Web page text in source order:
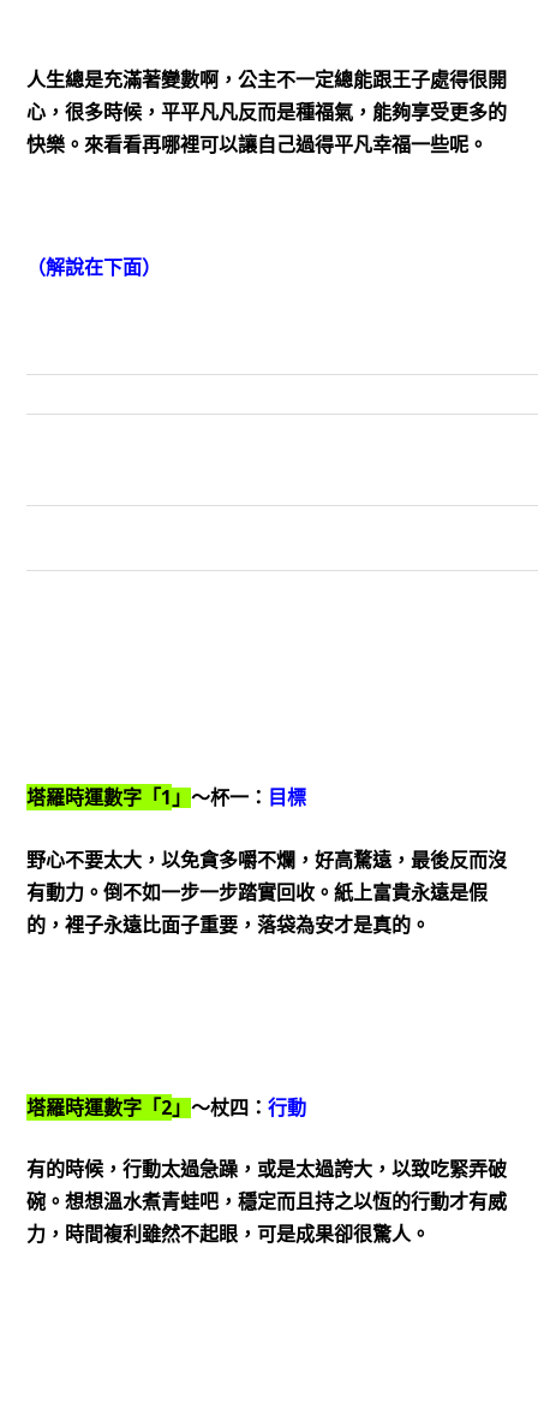
人生總是充滿著變數啊，公主不一定總能跟王子處得很開
心，很多時候，平平凡凡反而是種福氣，能夠享受更多的
快樂。來看看再哪裡可以讓自己過得平凡幸福一些呢。
（解說在下面）
塔羅時運數字「1 」 ～杯一： 目標
野心不要太大，以免貪多嚼不爛，好高騖遠，最後反而沒
有動力。倒不如一步一步踏實回收。紙上富貴永遠是假
的，裡子永遠比面子重要，落袋為安才是真的。
塔羅時運數字「2」 ～杖四： 行動
有的時候，行動太過急躁，或是太過誇大，以致吃緊弄破
碗。想想溫水煮青蛙吧，穩定而且持之以恆的行動才有威
力，時間複利雖然不起眼，可是成果卻很驚人。